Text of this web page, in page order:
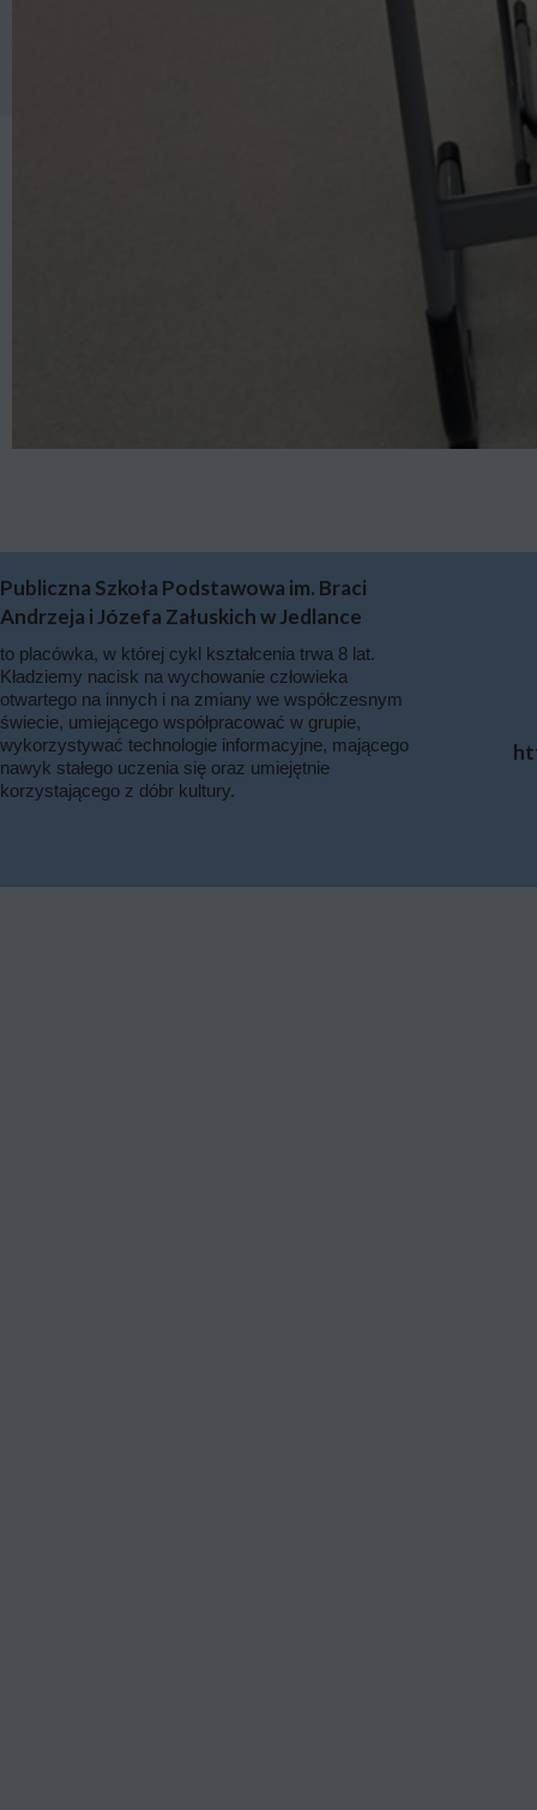
to placówka, w której cykl kształcenia trwa 8 lat.
Kładziemy nacisk na wychowanie człowieka
otwartego na innych i na zmiany we współczesnym
świecie, umiejącego współpracować w grupie,
wykorzystywać technologie informacyjne, mającego
nawyk stałego uczenia się oraz umiejętnie
korzystającego z dóbr kultury.
Publiczna Szkoła Podstawowa im. Braci
Andrzeja i Józefa Załuskich w Jedlance